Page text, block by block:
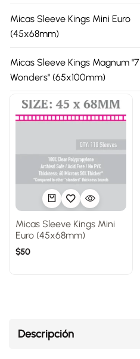
Micas Sleeve Kings Mini Euro
(45x68mm)
Micas Sleeve Kings Magnum "7
Wonders" (65x100mm)
Micas Sleeve Kings Mini
Euro (45x68mm)
$50
Descripción